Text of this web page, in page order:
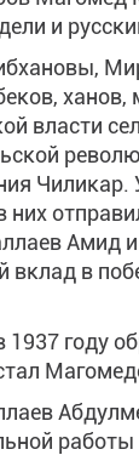
и
ханов,
власти
Чиликар.
них
Амид
вклад в
году
работы